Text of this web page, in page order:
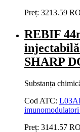
Preț: 3213.59
REBIF
SHARP
Substanța
Cod ATC:
Preț: 3141.57